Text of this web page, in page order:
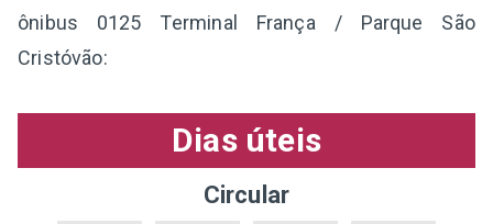
ônibus 0125 Terminal França / Parque São
Cristóvão:
Dias úteis
Circular